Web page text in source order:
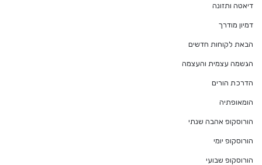
דיאטה ותזונה
דמיון מודרך
הבאת לקוחות חדשים
הגשמה עצמית והעצמה
הדרכת הורים
הומאופתיה
הורוסקופ אהבה שנתי
הורוסקופ יומי
הורוסקופ שבועי